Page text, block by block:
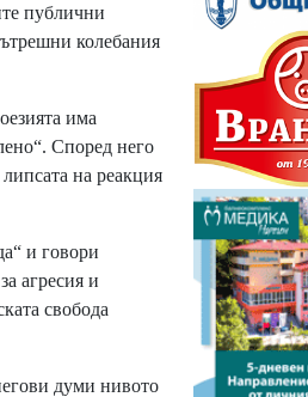
публични
колебания
има
Според него
на реакция
и говори
агресия и
свобода
думи нивото